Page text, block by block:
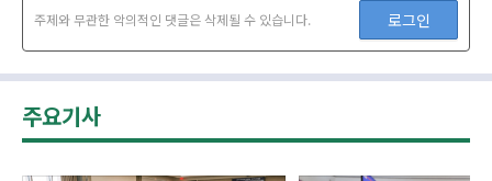
주제와 무관한 악의적인 댓글은 삭제될 수 있습니다. 로그인
주요기사